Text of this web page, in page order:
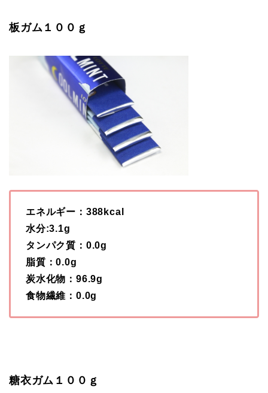
板ガム１００ｇ
エネルギー：388kcal
水分:3.1g
タンパク質：0.0g
脂質：0.0g
炭水化物：96.9g
食物繊維：0.0g
糖衣ガム１００ｇ